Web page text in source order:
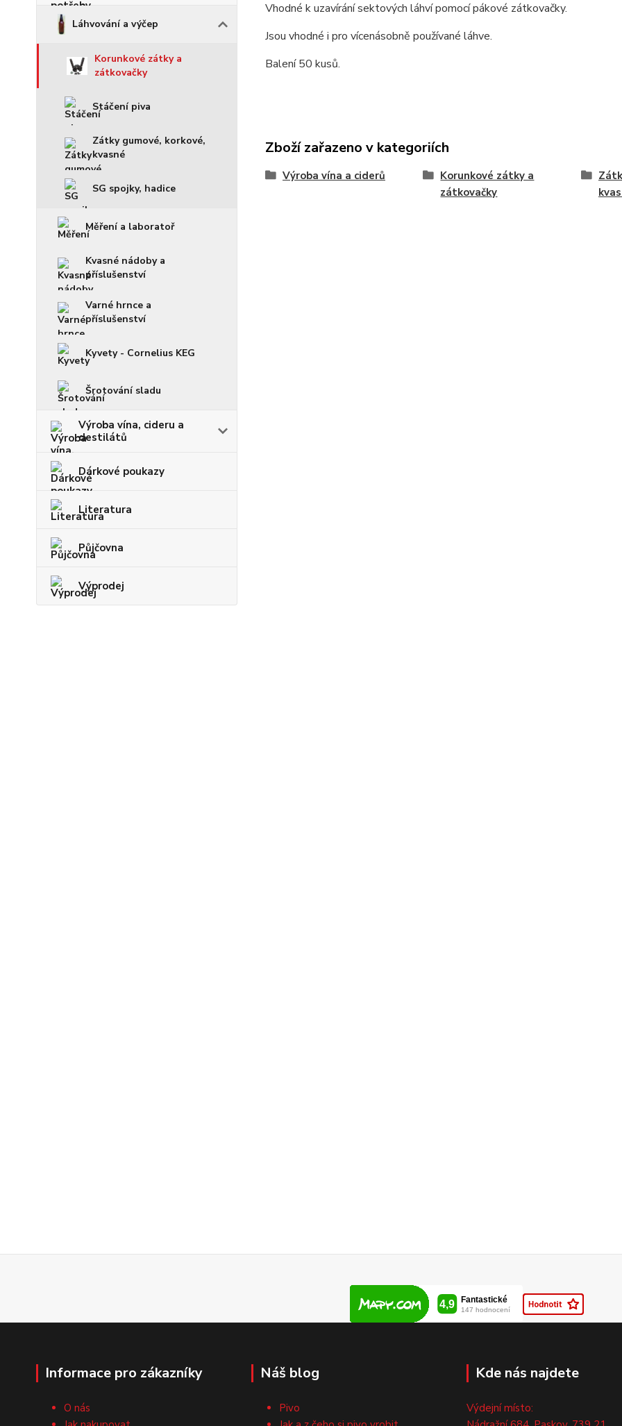
Láhvování a výčep
Korunkové zátky a
zátkovačky
Stáčení piva
Zátky gumové, korkové,
kvasné
SG spojky, hadice
Měření a laboratoř
Kvasné nádoby a
příslušenství
Varné hrnce a
příslušenství
Kyvety - Cornelius KEG
Šrotování sladu
Výroba vína, cideru a
destilátů
Dárkové poukazy
Literatura
Půjčovna
Výprodej
Vhodné k uzavírání sektových láhví pomocí pákové zátkovačky.
Jsou vhodné i pro vícenásobně používané láhve.
Balení 50 kusů.
Zboží zařazeno v kategoriích
Výroba vína a ciderů
Korunkové zátky a
zátkovačky
Informace pro zákazníky
O nás
Náš blog
Pivo
Kde nás najdete
Výdejní místo: